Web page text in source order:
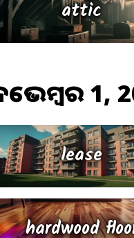
attic
1,
lease
hardwood